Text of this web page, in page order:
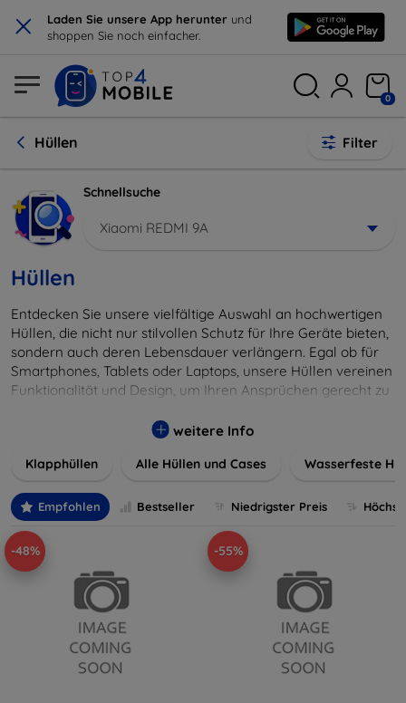
× Laden Sie unsere App herunter und
shoppen Sie noch einfacher.
0
Hüllen Filter
Schnellsuche
Xiaomi REDMI 9A
Hüllen
Entdecken Sie unsere vielfältige Auswahl an hochwertigen
Hüllen, die nicht nur stilvollen Schutz für Ihre Geräte bieten,
sondern auch deren Lebensdauer verlängern. Egal ob für
Smartphones, Tablets oder Laptops, unsere Hüllen vereinen
Funktionalität und Design, um Ihren Ansprüchen gerecht zu
Farben, um Ihren persönlichen Stil perfekt zu
weitere Info
Klapphüllen Alle Hüllen und Cases Wasserfeste
Empfohlen Bestseller Niedrigster Preis
-48% -55%